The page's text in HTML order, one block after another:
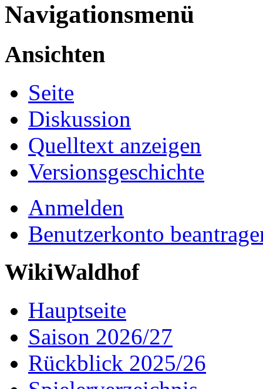
Navigationsmenü
Ansichten
Seite
Diskussion
Quelltext anzeigen
Versionsgeschichte
Anmelden
Benutzerkonto
WikiWaldhof
Hauptseite
Saison 2026/27
Rückblick 2025/26